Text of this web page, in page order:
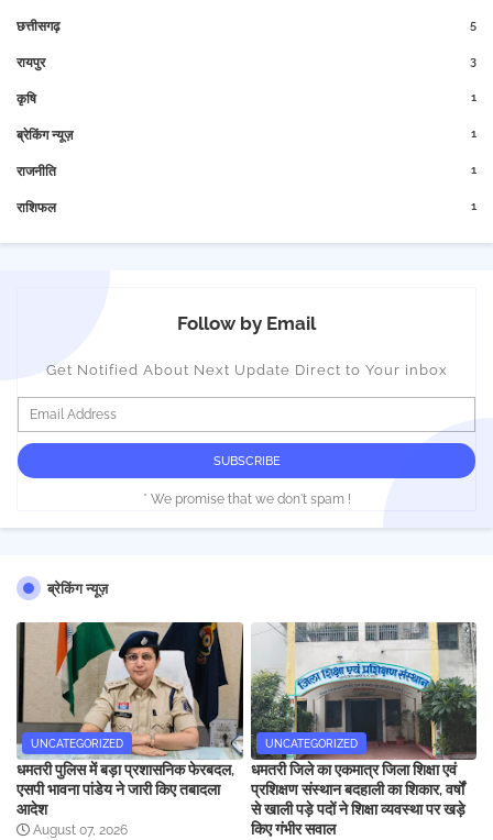
छत्तीसगढ़ 5
रायपुर 3
कृषि 1
ब्रेकिंग न्यूज़ 1
राजनीति 1
राशिफल 1
Follow by Email
Get Notified About Next Update Direct to Your inbox
* We promise that we don't spam !
ब्रेकिंग न्यूज़
UNCATEGORIZED
धमतरी पुलिस में बड़ा प्रशासनिक फेरबदल,
एसपी भावना पांडेय ने जारी किए तबादला
आदेश
August 07, 2026
UNCATEGORIZED
धमतरी जिले का एकमात्र जिला शिक्षा एवं
प्रशिक्षण संस्थान बदहाली का शिकार, वर्षों
से खाली पड़े पदों ने शिक्षा व्यवस्था पर खड़े
किए गंभीर सवाल